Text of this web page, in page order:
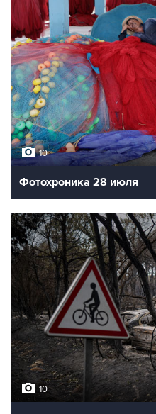
10
Фотохроника 28 июля
10